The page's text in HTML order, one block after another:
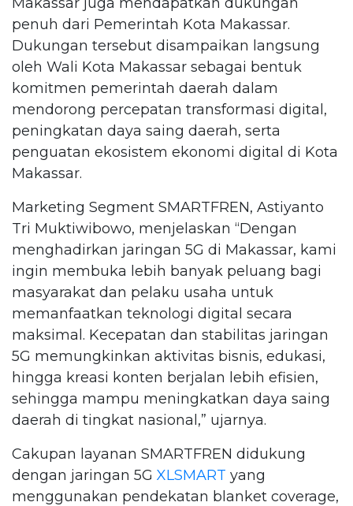
penuh dari Pemerintah Kota Makassar.
Dukungan tersebut disampaikan langsung
oleh Wali Kota Makassar sebagai bentuk
komitmen pemerintah daerah dalam
mendorong percepatan transformasi digital,
peningkatan daya saing daerah, serta
penguatan ekosistem ekonomi digital di Kota
Makassar.
Marketing Segment SMARTFREN, Astiyanto
Tri Muktiwibowo, menjelaskan “Dengan
menghadirkan jaringan 5G di Makassar, kami
ingin membuka lebih banyak peluang bagi
masyarakat dan pelaku usaha untuk
memanfaatkan teknologi digital secara
maksimal. Kecepatan dan stabilitas jaringan
5G memungkinkan aktivitas bisnis, edukasi,
hingga kreasi konten berjalan lebih efisien,
sehingga mampu meningkatkan daya saing
daerah di tingkat nasional,” ujarnya.
Cakupan layanan SMARTFREN didukung
dengan jaringan 5G XLSMART yang
menggunakan pendekatan blanket coverage,